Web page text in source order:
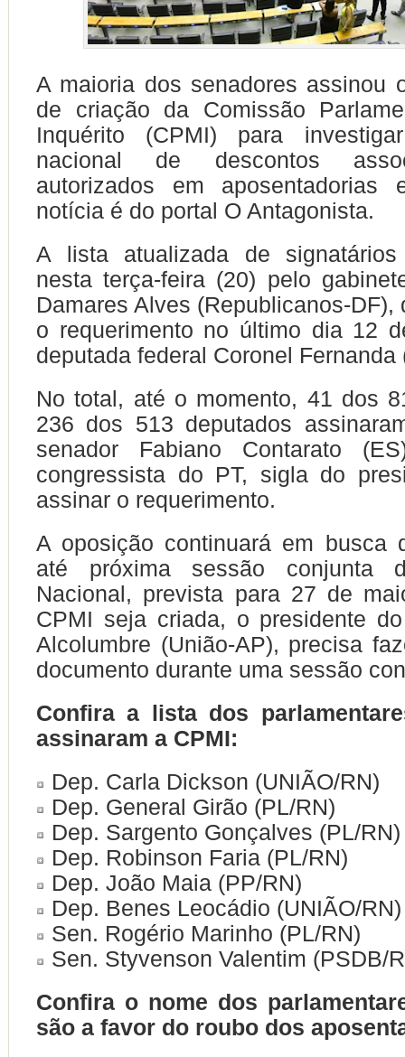
A maioria dos senadores assinou
de criação da Comissão
Inquérito (CPMI) para
nacional de descontos
autorizados em aposentadorias
notícia é do portal O Antagonista.
A lista atualizada de
nesta terça-feira (20) pelo
Damares Alves (Republicanos-DF),
o requerimento no último dia 12
deputada federal Coronel Fernanda
No total, até o momento, 41 dos
236 dos 513 deputados
senador Fabiano Contarato
congressista do PT, sigla do
assinar o requerimento.
A oposição continuará em busca
até próxima sessão conjunta
Nacional, prevista para 27 de
CPMI seja criada, o presidente
Alcolumbre (União-AP), precisa
documento durante uma sessão
Confira a lista dos
assinaram a CPMI:
Dep. Carla Dickson (UNIÃO/RN)
Dep. General Girão (PL/RN)
Dep. Sargento Gonçalves (PL/
Dep. Robinson Faria (PL/RN)
Dep. João Maia (PP/RN)
Dep. Benes Leocádio (UNIÃO/RN)
Sen. Rogério Marinho (PL/RN)
Sen. Styvenson Valentim (PSDB/
Confira o nome dos
são a favor do roubo dos